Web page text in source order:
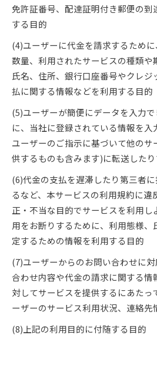
免許証番号、配達証明付き郵便の到
する目的
(4)ユーザーに代金を請求するため
数量、利用されたサービスの種類や
氏名、住所、銀行口座番号やクレ
払に関する情報などを利用する目的
(5)ユーザーが簡便にデータを入力
に、当社に登録されている情報を入
ユーザーのご指示に基づいて他の
供するものも含みます)に転送した
(6)代金の支払を遅滞したり第三者
るなど、本サービスの利用規約に違
正・不当な目的でサービスを利用し
用をお断りするために、利用態様
定するための情報を利用する目的
(7)ユーザーからのお問い合わせに
合わせ内容や代金の請求に関する情
対してサービスを提供するにあたっ
ーザーのサービス利用状況、連絡
(8)上記の利用目的に付随する目的